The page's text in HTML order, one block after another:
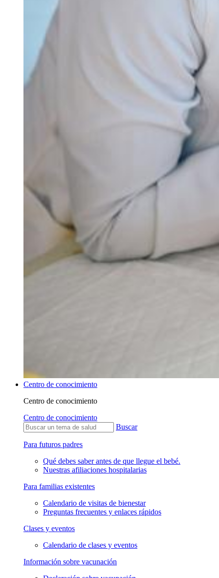
Centro de conocimiento
Centro de conocimiento
Centro de conocimiento
Buscar
Para futuros padres
Qué debes saber antes de que llegue el bebé.
Nuestras afiliaciones hospitalarias
Para familias existentes
Calendario de visitas de bienestar
Preguntas frecuentes y enlaces rápidos
Clases y eventos
Calendario de clases y eventos
Información sobre vacunación